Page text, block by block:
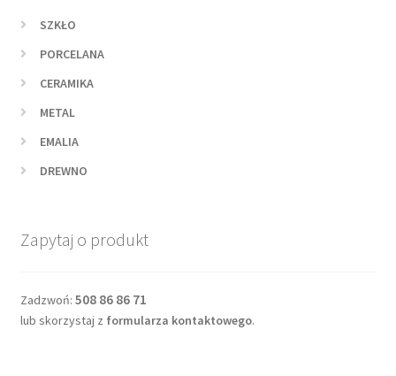
SZKŁO
PORCELANA
CERAMIKA
METAL
EMALIA
DREWNO
Zapytaj o produkt
Zadzwoń: 508 86 86 71
lub skorzystaj z formularza kontaktowego.